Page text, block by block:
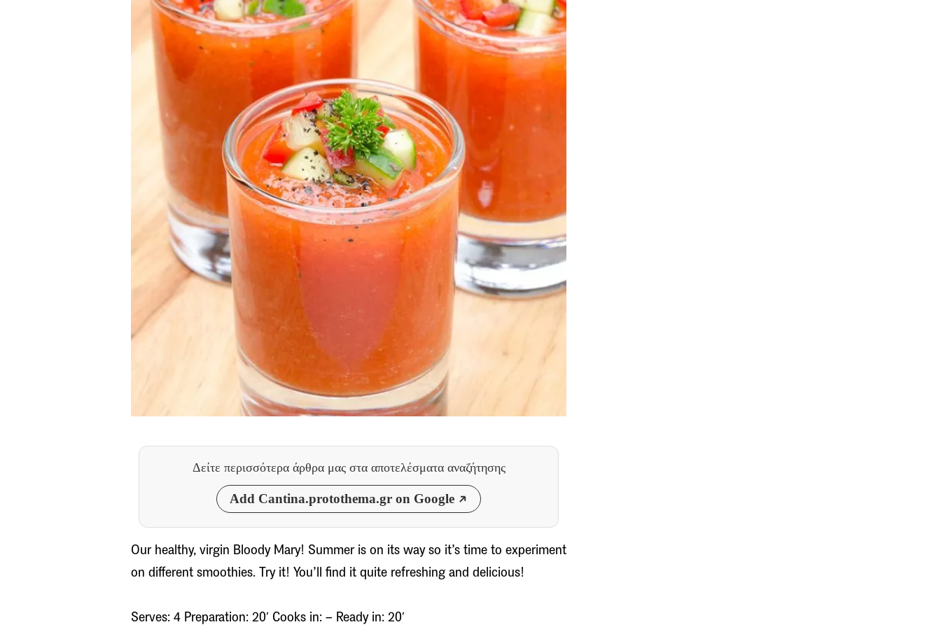
Δείτε περισσότερα άρθρα μας στα αποτελέσματα αναζήτησης
Add Cantina.protothema.gr on Google
Our healthy, virgin Bloody Mary! Summer is on its way so it’s time to experiment
on different smoothies. Try it! You’ll find it quite refreshing and delicious!
Serves: 4 Preparation: 20′ Cooks in: – Ready in: 20′